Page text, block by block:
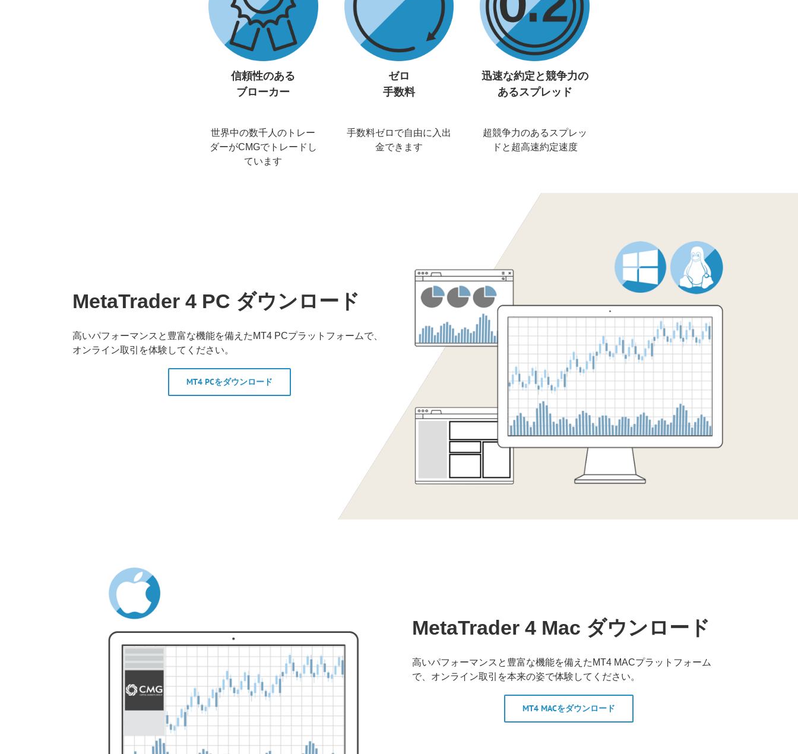
信頼性のある
ブローカー
世界中の数千人のトレー
ダーがCMGでトレードし
ています
ゼロ
手数料
手数料ゼロで自由に入出
金できます
迅速な約定と競争力の
あるスプレッド
超競争力のあるスプレッ
ドと超高速約定速度
MetaTrader 4 PC ダウンロード
高いパフォーマンスと豊富な機能を備えたMT4 PCプラットフォームで、
オンライン取引を体験してください。
MT4 PCをダウンロード
MetaTrader 4 Mac ダウンロード
高いパフォーマンスと豊富な機能を備えたMT4 MACプラットフォーム
で、オンライン取引を本来の姿で体験してください。
MT4 MACをダウンロード